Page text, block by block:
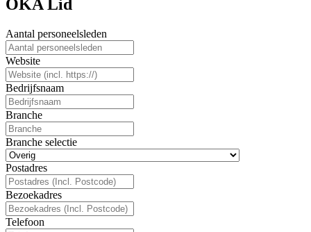
OKA Lid
Aantal personeelsleden
Website
Bedrijfsnaam
Branche
Branche selectie
Postadres
Bezoekadres
Telefoon